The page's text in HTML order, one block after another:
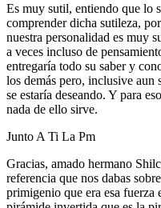
Es muy sutil, entiendo que lo
comprender dicha sutileza,
nuestra personalidad es muy
a veces incluso de
entregaría todo su saber y
los demás pero, inclusive aun
se estaría deseando. Y para
nada de ello sirve.
Junto A Ti La Pm
Gracias, amado hermano
referencia que nos dabas
primigenio que era esa fuerza